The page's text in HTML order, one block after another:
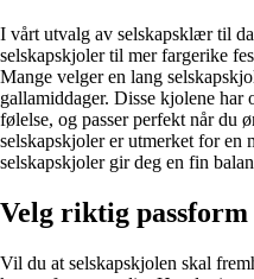
I vårt utvalg av selskapsklær til
selskapskjoler til mer fargerike
Mange velger en lang
gallamiddager. Disse kjolene
følelse, og passer perfekt når du
selskapskjoler er utmerket for
selskapskjoler gir deg en fin
Velg riktig passform
Vil du at selskapskjolen skal